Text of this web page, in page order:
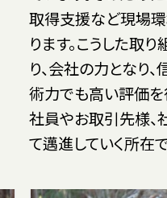
取得支援など現場
ります。こうした取
り、会社の力となり
術力でも高い評価を
社員やお取引先様、
て邁進していく所在